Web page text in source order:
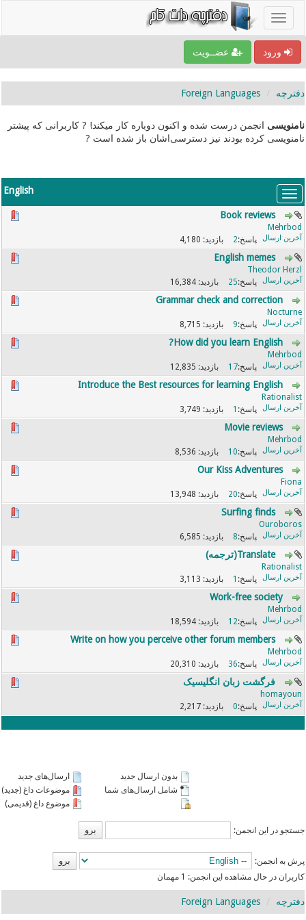
ورود عضــویت
دفترچه Foreign Languages
نامنویسی انجمن درست شده و اکنون دوباره کار میکند! ? کاربرانی که پیشتر
نامنویسی کرده بودند نیز دسترسی‌اشان باز شده است ?
English
Book reviews
Mehrbod
2
English memes
Theodor Herzl
25
16,384
Grammar check and correction
Nocturne
9
How did you learn English?
Mehrbod
17
Introduce the Best resources for learning English
Rationalist
1
Movie reviews
Mehrbod
10
Our Kiss Adventures
Fiona
20
Surfing finds
Ouroboros
8
Translate(ترجمه)
Rationalist
1
Work-free society
Mehrbod
12
18,594
Write on how you perceive other forum members
Mehrbod
36
فرگشت زبان انگلیسیک
homayoun
0
2,217
ارسال‌های جدید
موضوعات داغ (جدید)
موضوع داغ (قدیمی)
بدون ارسال جدید
شامل ارسال‌های شما
جستجو در این انجمن:
پرش به انجمن:
کاربران در حال مشاهده این انجمن: 1 مهمان
دفترچه Foreign Languages